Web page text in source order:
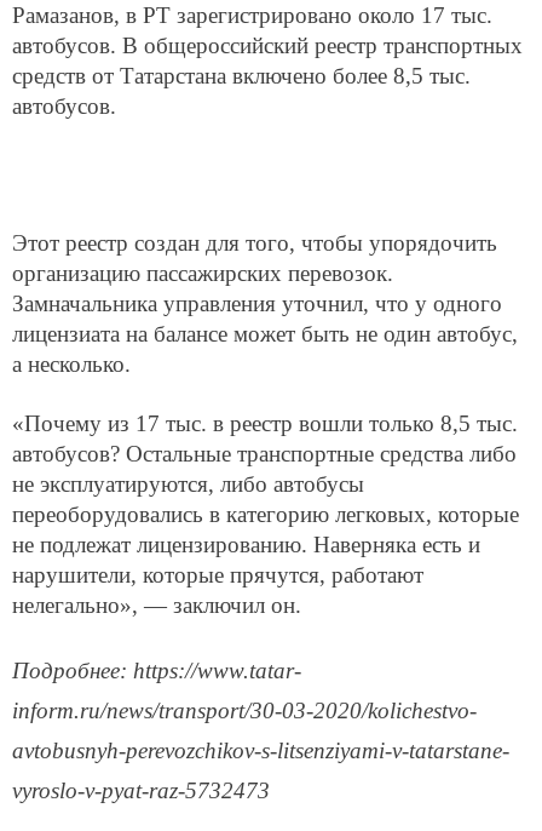
Рамазанов, в РТ зарегистрировано около 17 тыс.
автобусов. В общероссийский реестр транспортных
средств от Татарстана включено более 8,5 тыс.
автобусов.
Этот реестр создан для того, чтобы упорядочить
организацию пассажирских перевозок.
Замначальника управления уточнил, что у одного
лицензиата на балансе может быть не один автобус,
а несколько.
«Почему из 17 тыс. в реестр вошли только 8,5 тыс.
автобусов? Остальные транспортные средства либо
не эксплуатируются, либо автобусы
переоборудовались в категорию легковых, которые
не подлежат лицензированию. Наверняка есть и
нарушители, которые прячутся, работают
нелегально», — заключил он.
Подробнее: https://www.tatar-
inform.ru/news/transport/30-03-2020/kolichestvo-
avtobusnyh-perevozchikov-s-litsenziyami-v-tatarstane-
vyroslo-v-pyat-raz-5732473